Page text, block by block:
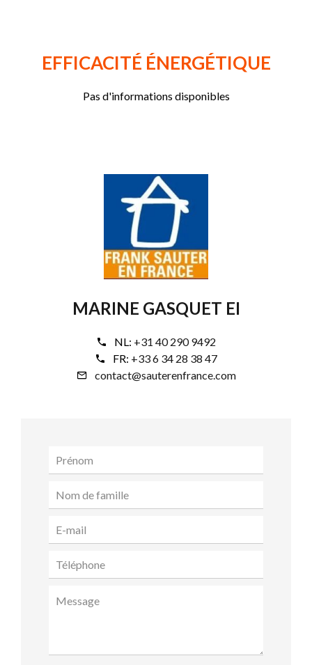
EFFICACITÉ ÉNERGÉTIQUE
Pas d'informations disponibles
MARINE GASQUET EI
NL: +31 40 290 9492
FR: +33 6 34 28 38 47
contact@sauterenfrance.com